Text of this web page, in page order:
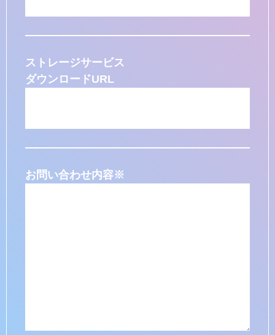
ストレージサービス
ダウンロードURL
お問い合わせ内容※